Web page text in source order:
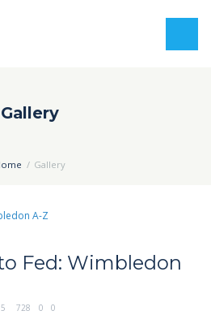
Gallery
Gallery
Fed: Wimbledon
728 0 0